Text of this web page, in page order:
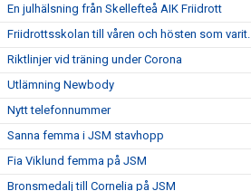
En julhälsning från Skellefteå AIK Friidrott
Friidrottsskolan till våren och hösten som varit.
Riktlinjer vid träning under Corona
Utlämning Newbody
Nytt telefonnummer
Sanna femma i JSM stavhopp
Fia Viklund femma på JSM
Bronsmedalj till Cornelia på JSM